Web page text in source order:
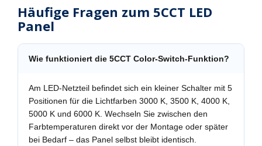
Häufige Fragen zum 5CCT LED
Panel
Wie funktioniert die 5CCT Color-Switch-Funktion?
Am LED-Netzteil befindet sich ein kleiner Schalter mit 5
Positionen für die Lichtfarben 3000 K, 3500 K, 4000 K,
5000 K und 6000 K. Wechseln Sie zwischen den
Farbtemperaturen direkt vor der Montage oder später
bei Bedarf – das Panel selbst bleibt identisch.